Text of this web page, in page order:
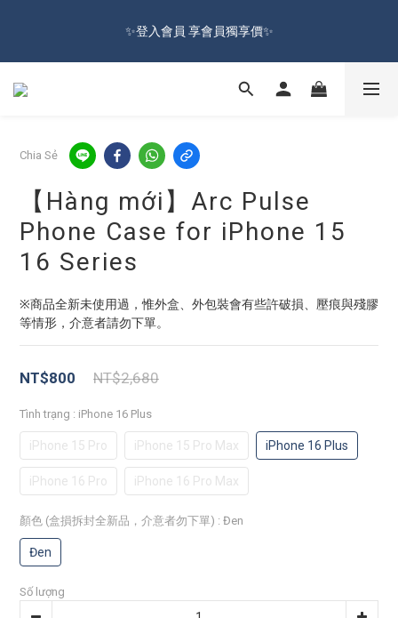
NTD  🚛
✨登入會員 享會員獨享價✨
✅訂閱訂單通知 進度及時掌握
🔥Đăng kí hội viên tặng ngay 100 NTD ưu đãi🔥Freeship từ 599
NTD  🚛
Chia Sẻ
【Hàng mới】Arc Pulse
Phone Case for iPhone 15
16 Series
※商品全新未使用過，惟外盒、外包裝會有些許破損、壓痕與殘膠
等情形，介意者請勿下單。
NT$2,680
NT$800
Tình trạng : iPhone 16 Plus
iPhone 15 Pro iPhone 15 Pro Max iPhone 16 Plus
iPhone 16 Pro iPhone 16 Pro Max
顏色 (盒損拆封全新品，介意者勿下單) : Đen
Đen
Số lượng